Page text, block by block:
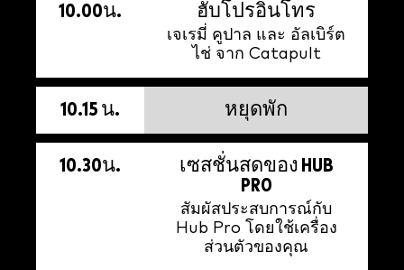
10.00น. ฮับโปรอินโทร
เจเรมี่ คูปาล และ อัลเบิร์ต
ไช่ จาก Catapult
10.15 น. หยุดพัก
10.30น.
เซสชั่นสดของ HUB
PRO
สัมผัสประสบการณ์กับ
Hub Pro โดยใช้เครื่อง
ส่วนตัวของคุณ